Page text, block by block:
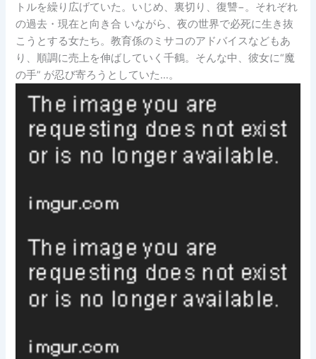
トルを繰り広げていた。いじめ、裏切り、復讐−。それぞれ
の過去・現在と向き合 いながら、夜の世界で必死に生き抜
こうとする女たち。教育係のミサコのアドバイスなどもあ
り、順調に売上を伸ばしていく千鶴。そんな中、彼女に“魔
の手” が忍び寄ろうとしていた…。